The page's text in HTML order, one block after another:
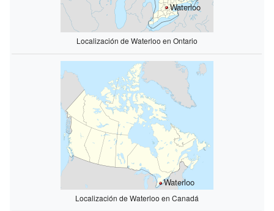
Waterloo
Localización de Waterloo en Ontario
Waterloo
Localización de Waterloo en Canadá